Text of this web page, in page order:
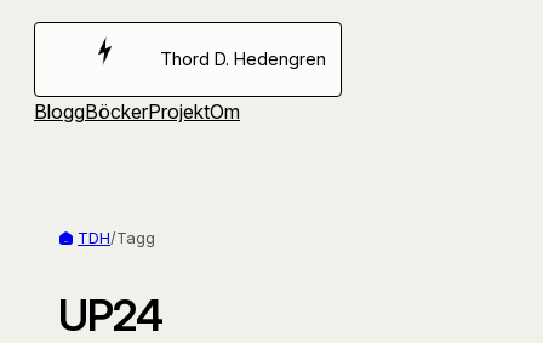
Hoppa
Thord D. Hedengren
BloggBöckerProjektOm
TDH/Tagg
UP24